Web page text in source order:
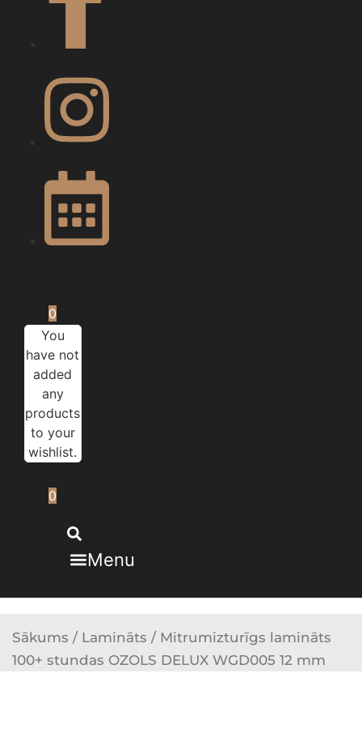
0
You
have not
added
any
products
to your
wishlist.
0
Menu
Sākums / Lamināts / Mitrumizturīgs lamināts
100+ stundas OZOLS DELUX WGD005 12 mm